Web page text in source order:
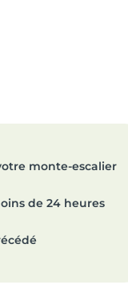
monte-escalier
de 24 heures